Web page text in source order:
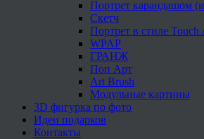
Портрет карандашом
Скетч
Портрет в стиле Touch
WPAP
ГРАНЖ
Поп Арт
Art Brush
Модульные картины
3D фигурка по фото
Идеи подарков
Контакты